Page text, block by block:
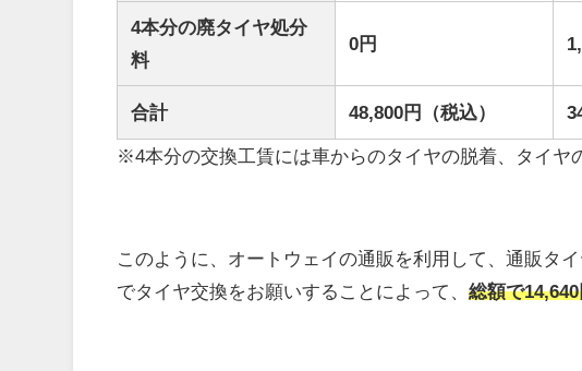
4本分の廃タイヤ処分
料
0円
合計 48,800円（税込）
※4本分の交換工賃には車からのタイヤの脱着、タイヤ
このように、オートウェイの通販を利用して、通販タ
でタイヤ交換をお願いすることによって、総額で